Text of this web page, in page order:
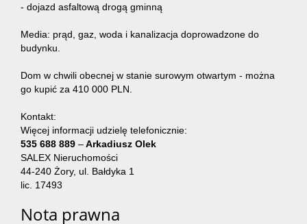
- dojazd asfaltową drogą gminną
Media: prąd, gaz, woda i kanalizacja doprowadzone do
budynku.
Dom w chwili obecnej w stanie surowym otwartym - można
go kupić za 410 000 PLN.
Kontakt:
Więcej informacji udzielę telefonicznie:
535 688 889 –Arkadiusz Olek
SALEX Nieruchomości
44-240 Żory, ul. Bałdyka 1
lic. 17493
Nota prawna